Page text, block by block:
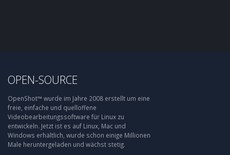
OPEN-SOURCE
OpenShot™ wurde im Jahre 2008 erstellt um eine
freie, einfache und quelloffene
Videobearbeitungssoftware für Linux zu
entwickeln. Jetzt ist es auf Linux, Mac und
Windows erhältlich, wurde schon einige Millionen
Male heruntergeladen und wächst stetig.